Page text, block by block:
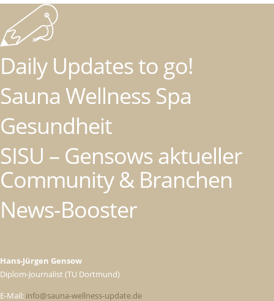
Daily Updates to go!
Sauna Wellness Spa
Gesundheit
SISU – Gensows aktueller
Community & Branchen
News-Booster
Hans-Jürgen Gensow
Diplom-Journalist (TU Dortmund)
E-Mail: info@sauna-wellness-update.de